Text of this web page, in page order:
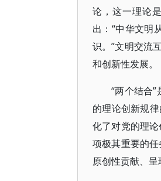
论，这一理论
出：“中华文明
识。”文明交流
和创新性发展。
“两个结合
的理论创新规
化了对党的理
项极其重要的
原创性贡献、呈